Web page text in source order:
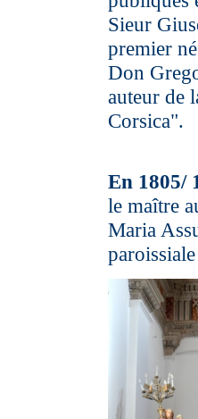
Sieur
premier
Don
auteur de
Corsica".
En 1805/
le maître
Maria